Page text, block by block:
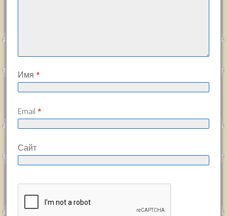
Имя *
Email *
Сайт